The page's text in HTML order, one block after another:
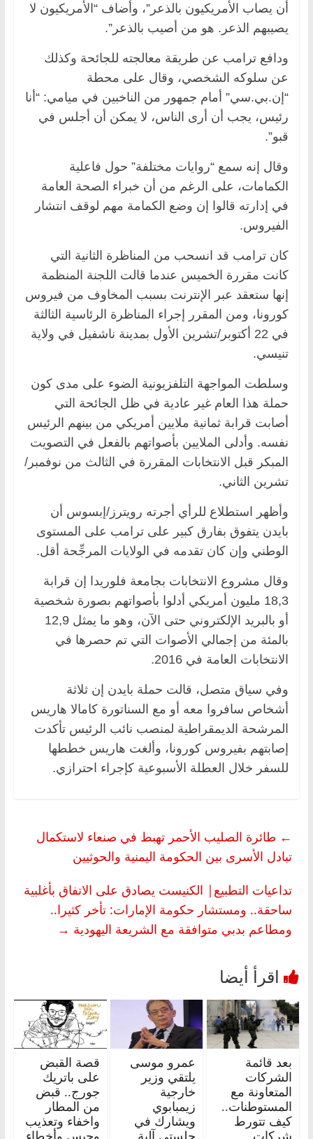
أن يصاب الأمريكيون بالذعر”، وأضاف “الأمريكيون لا
يصيبهم الذعر. هو من أصيب بالذعر”.
ودافع ترامب عن طريقة معالجته للجائحة وكذلك
عن سلوكه الشخصي، وقال على محطة
“إن.بي.سي” أمام جمهور من الناخبين في ميامي: “أنا
رئيس، يجب أن أرى الناس، لا يمكن أن أجلس في
قبو”.
وقال إنه سمع “روايات مختلفة” حول فاعلية
الكمامات، على الرغم من أن خبراء الصحة العامة
في إدارته قالوا إن وضع الكمامة مهم لوقف انتشار
الفيروس.
كان ترامب قد انسحب من المناظرة الثانية التي
كانت مقررة الخميس عندما قالت اللجنة المنظمة
إنها ستعقد عبر الإنترنت بسبب المخاوف من فيروس
كورونا، ومن المقرر إجراء المناظرة الرئاسية الثالثة
في 22 أكتوبر/تشرين الأول بمدينة ناشفيل في ولاية
تنيسي.
وسلطت المواجهة التلفزيونية الضوء على مدى كون
حملة هذا العام غير عادية في ظل الجائحة التي
أصابت قرابة ثمانية ملايين أمريكي من بينهم الرئيس
نفسه. وأدلى الملايين بأصواتهم بالفعل في التصويت
المبكر قبل الانتخابات المقررة في الثالث من نوفمبر/
تشرين الثاني.
وأظهر استطلاع للرأي أجرته رويترز/إبسوس أن
بايدن يتفوق بفارق كبير على ترامب على المستوى
الوطني وإن كان تقدمه في الولايات المرجِّحة أقل.
وقال مشروع الانتخابات بجامعة فلوريدا إن قرابة
18,3 مليون أمريكي أدلوا بأصواتهم بصورة شخصية
أو بالبريد الإلكتروني حتى الآن، وهو ما يمثل 12,9
بالمئة من إجمالي الأصوات التي تم حصرها في
الانتخابات العامة في 2016.
وفي سياق متصل، قالت حملة بايدن إن ثلاثة
أشخاص سافروا معه أو مع السناتورة كامالا هاريس
المرشحة الديمقراطية لمنصب نائب الرئيس تأكدت
إصابتهم بفيروس كورونا، وألغت هاريس خططها
للسفر خلال العطلة الأسبوعية كإجراء احترازي.
← طائرة الصليب الأحمر تهبط في صنعاء لاستكمال
تبادل الأسرى بين الحكومة اليمنية والحوثيين
تداعيات التطبيع| الكنيست يصادق على الاتفاق بأغلبية
ساحقة.. ومستشار حكومة الإمارات: تأخر كثيرا..
ومطاعم بدبي متوافقة مع الشريعة اليهودية →
بعد قائمة
الشركات
المتعاونة مع
المستوطنات..
كيف تتورط
شركات
عمرو موسى
يلتقي وزير
خارجية
زيمبابوي
ويشارك في
جلستي آلية
قصة القبض
على باتريك
جورج.. قبض
من المطار
واخفاء وتعذيب
وحبس وأخطاء